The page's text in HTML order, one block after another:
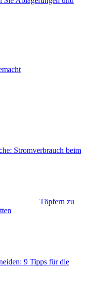
Stromverbrauch beim
Töpfern zu
9 Tipps für die